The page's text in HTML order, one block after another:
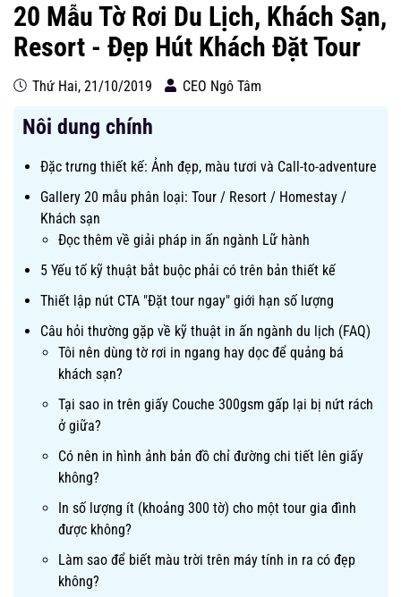
20 Mẫu Tờ Rơi Du Lịch, Khách Sạn,
Resort - Đẹp Hút Khách Đặt Tour
Thứ Hai, 21/10/2019 CEO Ngô Tâm
Nôi dung chính
Đặc trưng thiết kế: Ảnh đẹp, màu tươi và Call-to-adventure
Gallery 20 mẫu phân loại: Tour / Resort / Homestay /
Khách sạn
Đọc thêm về giải pháp in ấn ngành Lữ hành
5 Yếu tố kỹ thuật bắt buộc phải có trên bản thiết kế
Thiết lập nút CTA "Đặt tour ngay" giới hạn số lượng
Câu hỏi thường gặp về kỹ thuật in ấn ngành du lịch (FAQ)
Tôi nên dùng tờ rơi in ngang hay dọc để quảng bá
khách sạn?
Tại sao in trên giấy Couche 300gsm gấp lại bị nứt rách
ở giữa?
Có nên in hình ảnh bản đồ chỉ đường chi tiết lên giấy
không?
In số lượng ít (khoảng 300 tờ) cho một tour gia đình
được không?
Làm sao để biết màu trời trên máy tính in ra có đẹp
không?